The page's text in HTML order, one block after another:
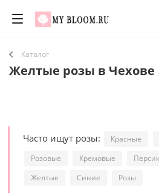
Каталог
Желтые розы в Чехове
Часто ищут розы: Красные
Розовые
Кремовые
Желтые
Синие Розы